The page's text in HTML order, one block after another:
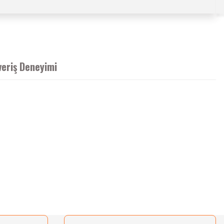
Deneyimi